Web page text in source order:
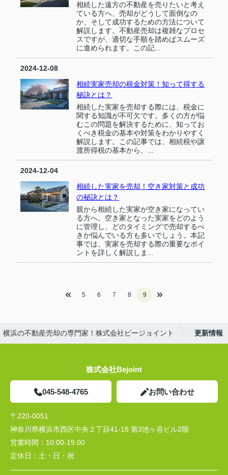
相続した遠方の不動産を売りたいと考え
ている方へ、売却がどうして面倒なの
か、そして成功するための方法について
解説します。不動産売却は複雑なプロセ
スですが、適切な手順を踏めばスムーズ
に進められます。この記...
2024-12-08
相続実家売却の税金対策！知って得する
秘訣とは？
相続した実家を売却する際には、税金に
関する知識が不可欠です。多くの方が悩
むこの問題を解決するために、知ってお
くべき税金の基本や対策をわかりやすく
解説します。この記事では、相続税や譲
渡所得税の基本から、...
2024-12-04
相続した実家を売却！空き家対策と成功
の秘訣とは？
親から相続した実家が空き家になってい
る方へ。空き家となった実家をどのよう
に管理し、どのタイミングで売却するべ
きか悩んでいる方も多いでしょう。本記
事では、実家を売却する際の重要なポイ
ントを詳しく解説しま...
5 6 7 8 9
横浜の不動産売却の専門家！株式会社ビージョイント 更新情報
株式会社Bejoint
045-548-4765 お問い合わせ
〒220-0051
神奈川県横浜市西区中央２丁目41-18 第3池ヶ谷ビル2階
営業時間： 10:00-19:00
定休日： 土・日・祝